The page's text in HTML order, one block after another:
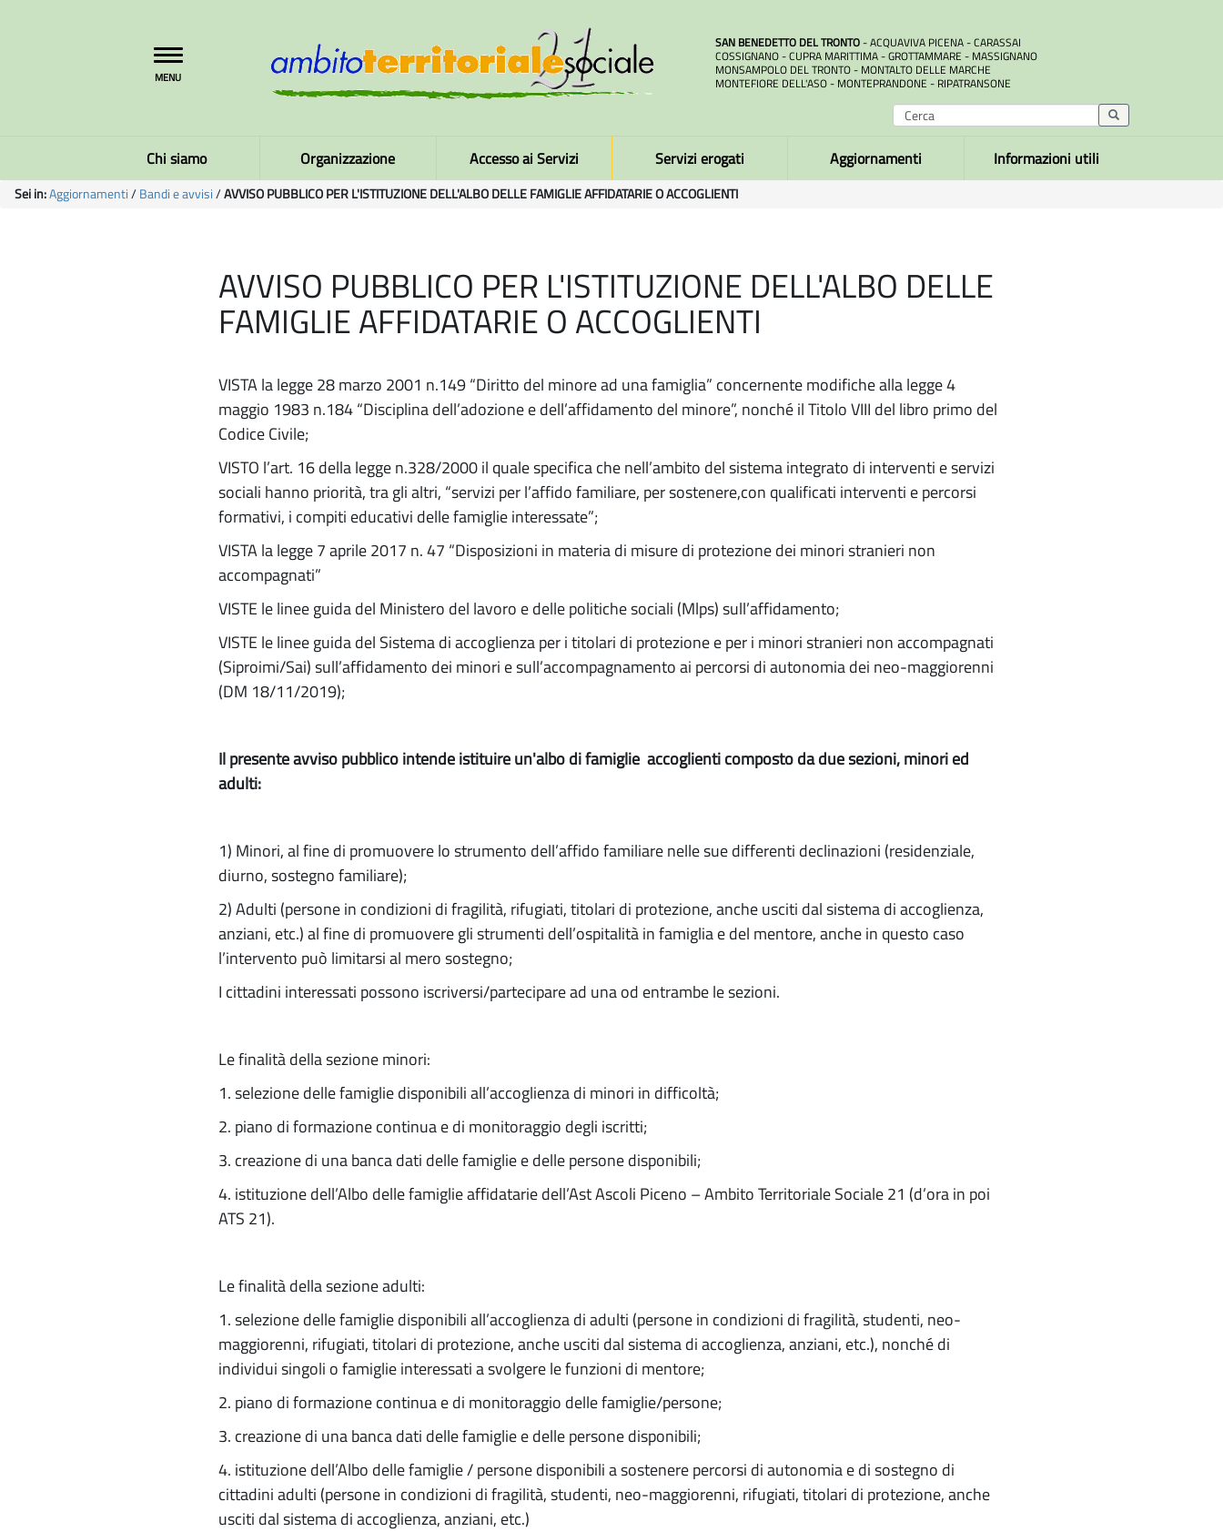
Toggle
navigation
MENU
SAN BENEDETTO DEL TRONTO- ACQUAVIVA PICENA - CARASSAI
COSSIGNANO - CUPRA MARITTIMA - GROTTAMMARE - MASSIGNANO
MONSAMPOLO DEL TRONTO - MONTALTO DELLE MARCHE
MONTEFIORE DELL'ASO - MONTEPRANDONE - RIPATRANSONE
Chi siamo Organizzazione Accesso ai Servizi Servizi erogati Aggiornamenti Informazioni utili
Sei in:Aggiornamenti/Bandi e avvisi/AVVISO PUBBLICO PER L'ISTITUZIONE DELL'ALBO DELLE FAMIGLIE AFFIDATARIE O ACCOGLIENTI
AVVISO PUBBLICO PER L'ISTITUZIONE DELL'ALBO DELLE
FAMIGLIE AFFIDATARIE O ACCOGLIENTI
VISTA la legge 28 marzo 2001 n.149 “Diritto del minore ad una famiglia” concernente modifiche alla legge 4
maggio 1983 n.184 “Disciplina dell’adozione e dell’affidamento del minore”, nonché il Titolo VIII del libro primo del
Codice Civile;
VISTO l’art. 16 della legge n.328/2000 il quale specifica che nell’ambito del sistema integrato di interventi e servizi
sociali hanno priorità, tra gli altri, “servizi per l’affido familiare, per sostenere,con qualificati interventi e percorsi
formativi, i compiti educativi delle famiglie interessate”;
VISTA la legge 7 aprile 2017 n. 47 “Disposizioni in materia di misure di protezione dei minori stranieri non
accompagnati”
VISTE le linee guida del Ministero del lavoro e delle politiche sociali (Mlps) sull’affidamento;
VISTE le linee guida del Sistema di accoglienza per i titolari di protezione e per i minori stranieri non accompagnati
(Siproimi/Sai) sull’affidamento dei minori e sull’accompagnamento ai percorsi di autonomia dei neo-maggiorenni
(DM 18/11/2019);
Il presente avviso pubblico intende istituire un'albo di famiglie accoglienti composto da due sezioni, minori ed
adulti:
1) Minori, al fine di promuovere lo strumento dell’affido familiare nelle sue differenti declinazioni (residenziale,
diurno, sostegno familiare);
2) Adulti (persone in condizioni di fragilità, rifugiati, titolari di protezione, anche usciti dal sistema di accoglienza,
anziani, etc.) al fine di promuovere gli strumenti dell’ospitalità in famiglia e del mentore, anche in questo caso
l’intervento può limitarsi al mero sostegno;
I cittadini interessati possono iscriversi/partecipare ad una od entrambe le sezioni.
Le finalità della sezione minori:
1. selezione delle famiglie disponibili all’accoglienza di minori in difficoltà;
2. piano di formazione continua e di monitoraggio degli iscritti;
3. creazione di una banca dati delle famiglie e delle persone disponibili;
4. istituzione dell’Albo delle famiglie affidatarie dell’Ast Ascoli Piceno – Ambito Territoriale Sociale 21 (d’ora in poi
ATS 21).
Le finalità della sezione adulti:
1. selezione delle famiglie disponibili all’accoglienza di adulti (persone in condizioni di fragilità, studenti, neo-
maggiorenni, rifugiati, titolari di protezione, anche usciti dal sistema di accoglienza, anziani, etc.), nonché di
individui singoli o famiglie interessati a svolgere le funzioni di mentore;
2. piano di formazione continua e di monitoraggio delle famiglie/persone;
3. creazione di una banca dati delle famiglie e delle persone disponibili;
4. istituzione dell’Albo delle famiglie / persone disponibili a sostenere percorsi di autonomia e di sostegno di
cittadini adulti (persone in condizioni di fragilità, studenti, neo-maggiorenni, rifugiati, titolari di protezione, anche
usciti dal sistema di accoglienza, anziani, etc.)